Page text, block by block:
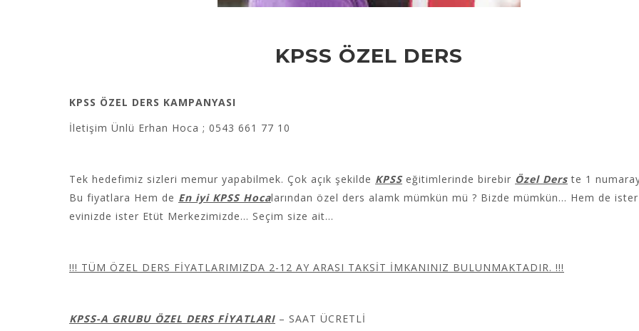
KPSS ÖZEL DERS
KPSS ÖZEL DERS KAMPANYASI
İletişim Ünlü Erhan Hoca ; 0543 661 77 10
Tek hedefimiz sizleri memur yapabilmek. Çok açık şekilde KPSSeğitimlerinde birebir Özel Ders te 1
Bu fiyatlara Hem de En iyi KPSS Hocalarından özel ders alamk mümkün mü ? Bizde mümkün… Hem de ister
evinizde ister Etüt Merkezimizde… Seçim size ait…
!!! TÜM ÖZEL DERS FİYATLARIMIZDA 2-12 AY ARASI TAKSİT İMKANINIZ BULUNMAKTADIR. !!!
KPSS-A GRUBU ÖZEL DERS FİYATLARI – SAAT ÜCRETLİ